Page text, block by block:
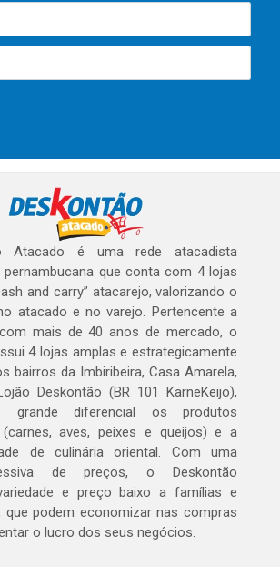
Atacado é uma rede atacadista
pernambucana que conta com 4 lojas
and carry” atacarejo, valorizando o
atacado e no varejo. Pertencente a
mais de 40 anos de mercado, o
4 lojas amplas e estrategicamente
bairros da Imbiribeira, Casa Amarela,
Deskontão (BR 101 KarneKeijo),
grande diferencial os produtos
aves, peixes e queijos) e a
de culinária oriental. Com uma
de preços, o Deskontão
e preço baixo a famílias e
que podem economizar nas compras
o lucro dos seus negócios.